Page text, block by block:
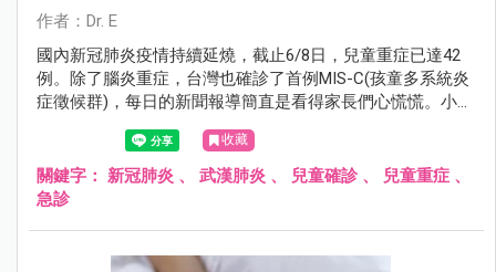
作者：Dr. E
國內新冠肺炎疫情持續延燒，截止6/8日，兒童重症已達42
例。除了腦炎重症，台灣也確診了首例MIS-C(孩童多系統炎
症徵候群)，每日的新聞報導簡直是看得家長們心慌慌。小兒
科醫師建議家長，在現今的時空背景下，確診者無法到診所
看診，或到急診室可能需要等待 1-2 小時，這時候家長就需
要學習如何正確評估孩子的生理狀況。以下小兒科醫師整理
了五個確診新冠肺炎後，家長常帶孩子衝急診但誤解成重症
收藏
關鍵字： 新冠肺炎 、 武漢肺炎 、 兒童確診 、 兒童重症 、
急診